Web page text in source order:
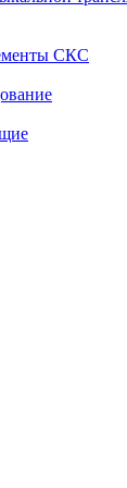
СКС